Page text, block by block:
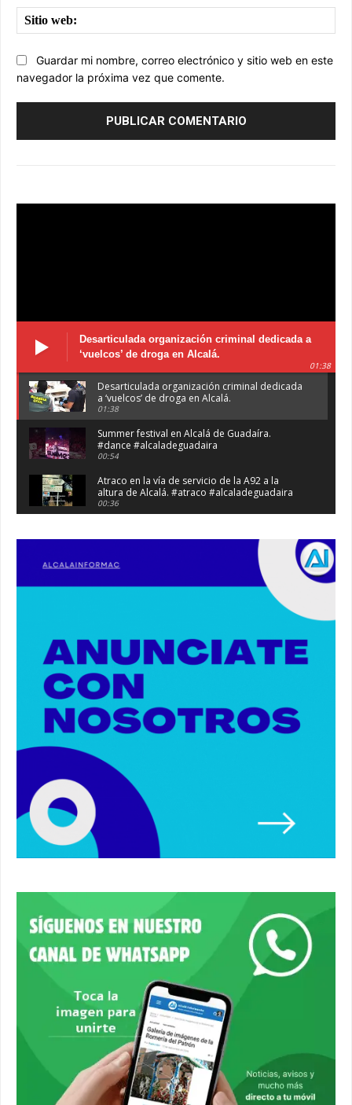
Guardar mi nombre, correo electrónico y sitio web en este
navegador la próxima vez que comente.
Desarticulada organización criminal dedicada a
‘vuelcos’ de droga en Alcalá.
01:38
Desarticulada organización criminal dedicada
a ‘vuelcos’ de droga en Alcalá.
01:38
Summer festival en Alcalá de Guadaíra.
#dance #alcaladeguadaira
00:54
Atraco en la vía de servicio de la A92 a la
altura de Alcalá. #atraco #alcaladeguadaira
00:36
Alcalá. #policia #narcos
Primeras 191 viviendas VPO en Alcalá de
Guadaíra. #alcaladeguadaira #vivienda #vpo
Premio de Medio Ambiente para el CEIP San
Mateo. #alcaladeguadaira #premios #colegio
03:01
Paseo de caballos. #alcaladeguadaira #ferias
#caballos
Un autobús ha golpeado a otro en el recinto
ferial. #accidente #alcaladeguadaira #ferias
Primer premio de casetas 2026.
#alcaladeguadaira #ferias